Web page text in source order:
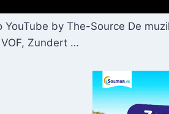
YouTube by The-Source De
Zundert …